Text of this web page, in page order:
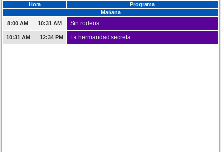
Hora
Programa
Mañana
8:00 AM
- 10:31 AM Sin rodeos
10:31 AM - 12:34 PM La hermandad secreta